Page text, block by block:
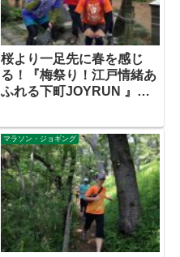
桜より一足先に春を感じ
る！『梅祭り！江戸情緒あ
ふれる下町JOYRUN 』開
マラソン・ジョギング